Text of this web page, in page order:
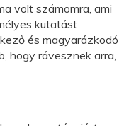
volt számomra, ami
kutatást
és magyarázkodó
hogy rávesznek arra,